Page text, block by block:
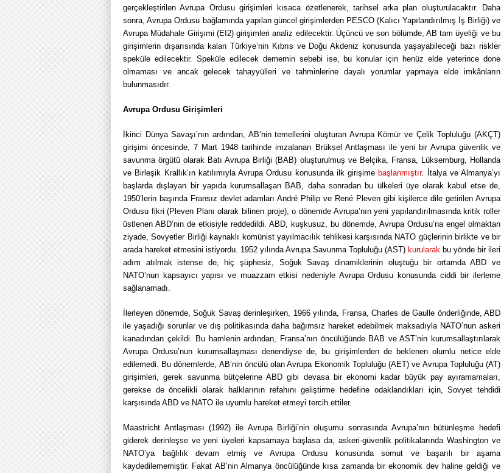
gerçekleştirilen Avrupa Ordusu girişimleri kısaca özetlenerek, tarihsel arka plan oluşturulacaktır. Daha
sonra, Avrupa Ordusu bağlamında yapılan güncel girişimlerden PESCO (Kalıcı Yapılandırılmış İş Birliği) ve
Avrupa Müdahale Girişimi (EI2) girişimleri analiz edilecektir. Üçüncü ve son bölümde, AB tam üyeliği ve bu
girişimlerin dışarısında kalan Türkiye’nin Kıbrıs ve Doğu Akdeniz konusunda yaşayabileceği bazı riskler
speküle edilecektir. Speküle edilecek dememin sebebi ise, bu konular için henüz elde yeterince done
olmaması ve ancak gelecek tahayyülleri ve tahminlerine dayalı yorumlar yapmaya elde imkânların
bulunmasıdır.
Avrupa Ordusu Girişimleri
İkinci Dünya Savaşı’nın ardından, AB’nin temellerini oluşturan Avrupa Kömür ve Çelik Topluluğu (AKÇT)
girişimi öncesinde, 7 Mart 1948 tarihinde imzalanan Brüksel Antlaşması ile yeni bir Avrupa güvenlik ve
savunma örgütü olarak Batı Avrupa Birliği (BAB) oluşturulmuş ve Belçika, Fransa, Lüksemburg, Hollanda
ve Birleşik Krallık’ın katılımıyla Avrupa Ordusu konusunda ilk girişime başlanmıştır. İtalya ve Almanya’yı
başlarda dışlayan bir yapıda kurumsallaşan BAB, daha sonradan bu ülkeleri üye olarak kabul etse de,
1950’lerin başında Fransız devlet adamları André Philip ve René Pleven gibi kişilerce dile getirilen Avrupa
Ordusu fikri (Pleven Planı olarak bilinen proje), o dönemde Avrupa’nın yeni yapılandırılmasında kritik roller
üstlenen ABD’nin de etkisiyle reddedildi. ABD, kuşkusuz, bu dönemde, Avrupa Ordusu’na engel olmaktan
ziyade, Sovyetler Birliği kaynaklı komünist yayılmacılık tehlikesi karşısında NATO güçlerinin birlikte ve bir
arada hareket etmesini istiyordu. 1952 yılında Avrupa Savunma Topluluğu (AST) kurularak bu yönde bir ileri
adım atılmak istense de, hiç şüphesiz, Soğuk Savaş dinamiklerinin oluştuğu bir ortamda ABD ve
NATO’nun kapsayıcı yapısı ve muazzam etkisi nedeniyle Avrupa Ordusu konusunda ciddi bir ilerleme
sağlanamadı.
İlerleyen dönemde, Soğuk Savaş derinleşirken, 1966 yılında, Fransa, Charles de Gaulle önderliğinde, ABD
ile yaşadığı sorunlar ve dış politikasında daha bağımsız hareket edebilmek maksadıyla NATO’nun askeri
kanadından çekildi. Bu hamlenin ardından, Fransa’nın öncülüğünde BAB ve AST’nin kurumsallaştırılarak
Avrupa Ordusu’nun kurumsallaşması denendiyse de, bu girişimlerden de beklenen olumlu netice elde
edilemedi. Bu dönemlerde, AB’nin öncülü olan Avrupa Ekonomik Topluluğu (AET) ve Avrupa Topluluğu (AT)
girişimleri, gerek savunma bütçelerine ABD gibi devasa bir ekonomi kadar büyük pay ayıramamaları,
gerekse de öncelikli olarak halklarının refahını geliştirme hedefine odaklandıkları için, Sovyet tehdidi
karşısında ABD ve NATO ile uyumlu hareket etmeyi tercih ettiler.
Maastricht Antlaşması (1992) ile Avrupa Birliği’nin oluşumu sonrasında Avrupa’nın bütünleşme hedefi
giderek derinleşse ve yeni üyeleri kapsamaya başlasa da, askeri-güvenlik politikalarında Washington ve
NATO’ya bağlılık devam etmiş ve Avrupa Ordusu konusunda somut ve başarılı bir aşama
kaydedilememiştir. Fakat AB’nin Almanya öncülüğünde kısa zamanda bir ekonomik dev haline geldiği ve